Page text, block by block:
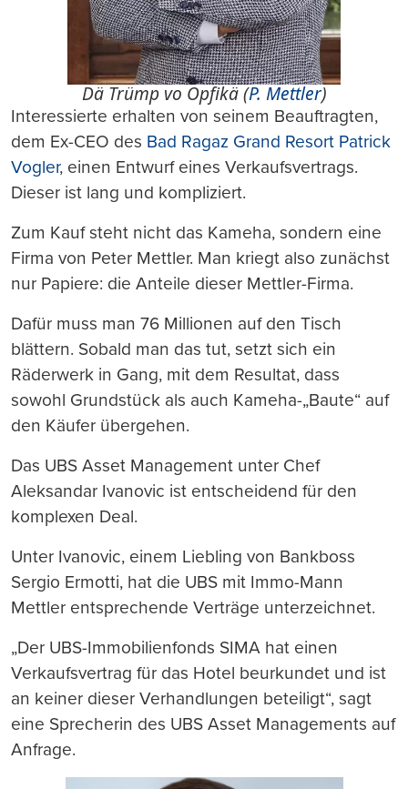
Dä Trümp vo Opfikä (P. Mettler)
Interessierte erhalten von seinem Beauftragten,
dem Ex-CEO des Bad Ragaz Grand Resort Patrick
Vogler, einen Entwurf eines Verkaufsvertrags.
Dieser ist lang und kompliziert.
Zum Kauf steht nicht das Kameha, sondern eine
Firma von Peter Mettler. Man kriegt also zunächst
nur Papiere: die Anteile dieser Mettler-Firma.
Dafür muss man 76 Millionen auf den Tisch
blättern. Sobald man das tut, setzt sich ein
Räderwerk in Gang, mit dem Resultat, dass
sowohl Grundstück als auch Kameha-„Baute“ auf
den Käufer übergehen.
Das UBS Asset Management unter Chef
Aleksandar Ivanovic ist entscheidend für den
komplexen Deal.
Unter Ivanovic, einem Liebling von Bankboss
Sergio Ermotti, hat die UBS mit Immo-Mann
Mettler entsprechende Verträge unterzeichnet.
„Der UBS-Immobilienfonds SIMA hat einen
Verkaufsvertrag für das Hotel beurkundet und ist
an keiner dieser Verhandlungen beteiligt“, sagt
eine Sprecherin des UBS Asset Managements auf
Anfrage.